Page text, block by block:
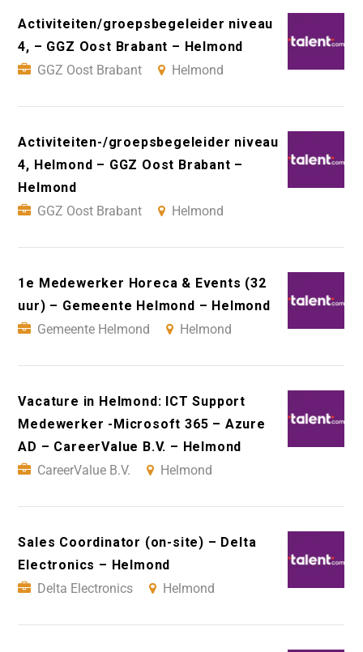
Activiteiten/groepsbegeleider niveau
4, – GGZ Oost Brabant – Helmond
GGZ Oost Brabant
Helmond
Activiteiten-/groepsbegeleider niveau
4, Helmond – GGZ Oost Brabant –
Helmond
GGZ Oost Brabant
Helmond
1e Medewerker Horeca & Events (32
uur) – Gemeente Helmond – Helmond
Gemeente Helmond
Helmond
Vacature in Helmond: ICT Support
Medewerker -Microsoft 365 – Azure
AD – CareerValue B.V. – Helmond
CareerValue B.V.
Helmond
Sales Coordinator (on-site) – Delta
Electronics – Helmond
Delta Electronics
Helmond